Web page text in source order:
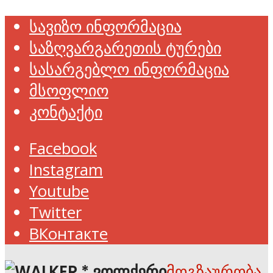
სავიზო ინფორმაცია
საზღვარგარეთის ტურები
სასარგებლო ინფორმაცია
მსოფლიო
კონტაქტი
Facebook
Instagram
Youtube
Twitter
ВКонтакте